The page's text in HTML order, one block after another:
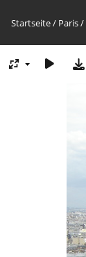
Startseite/ Paris/